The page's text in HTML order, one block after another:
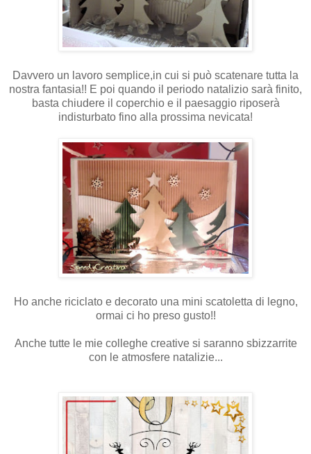
Davvero un lavoro semplice,in cui si può scatenare tutta la
nostra fantasia!! E poi quando il periodo natalizio sarà finito,
basta chiudere il coperchio e il paesaggio riposerà
indisturbato fino alla prossima nevicata!
Ho anche riciclato e decorato una mini scatoletta di legno,
ormai ci ho preso gusto!!
Anche tutte le mie colleghe creative si saranno sbizzarrite
con le atmosfere natalizie...